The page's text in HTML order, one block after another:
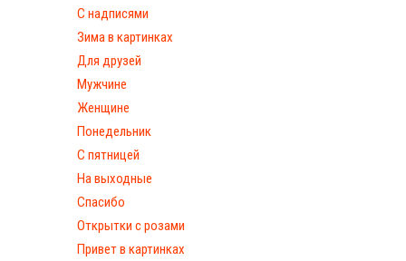
С надписями
Зима в картинках
Для друзей
Мужчине
Женщине
Понедельник
С пятницей
На выходные
Спасибо
Открытки с розами
Привет в картинках